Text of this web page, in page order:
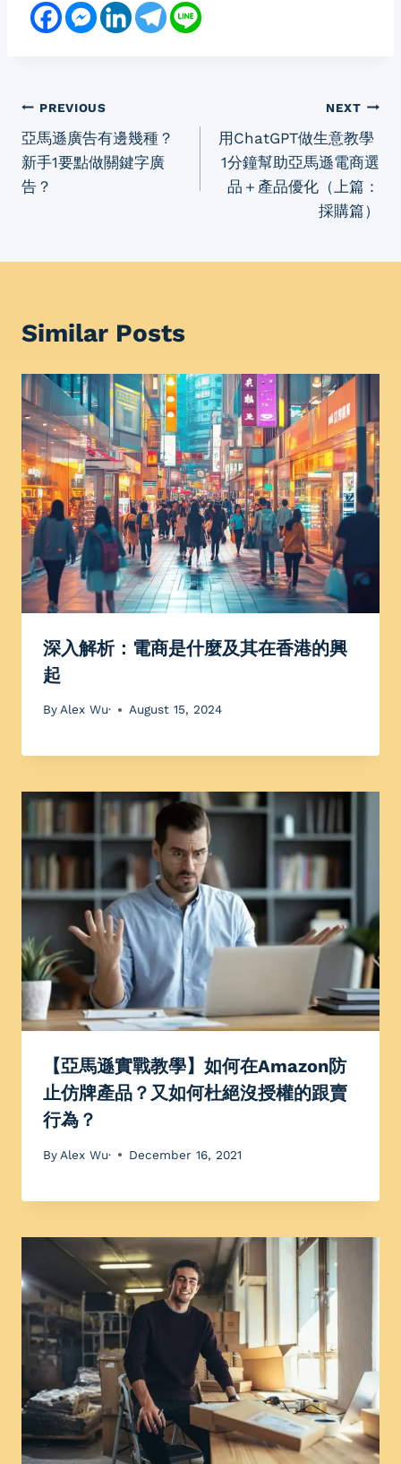
PREVIOUS
亞馬遜廣告有邊幾種？
新手1要點做關鍵字廣
告？
NEXT
用ChatGPT做生意教學
1分鐘幫助亞馬遜電商選
品＋產品優化（上篇：
採購篇）
Similar Posts
深入解析：電商是什麼及其在香港的興
起
ByAlex Wu· August 15, 2024
【亞馬遜實戰教學】如何在Amazon防
止仿牌產品？又如何杜絕沒授權的跟賣
行為？
By Alex Wu· December 16, 2021